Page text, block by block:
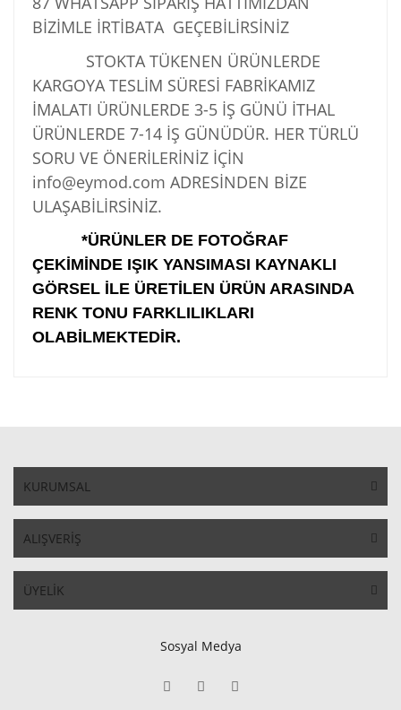
BİZİMLE İRTİBATA GEÇEBİLİRSİNİZ
STOKTA TÜKENEN ÜRÜNLERDE
KARGOYA TESLİM SÜRESİ FABRİKAMIZ
İMALATI ÜRÜNLERDE 3-5 İŞ GÜNÜ İTHAL
ÜRÜNLERDE 7-14 İŞ GÜNÜDÜR. HER TÜRLÜ
SORU VE ÖNERİLERİNİZ İÇİN
info@eymod.com ADRESİNDEN BİZE
ULAŞABİLİRSİNİZ.
*ÜRÜNLER DE FOTOĞRAF
ÇEKİMİNDE IŞIK YANSIMASI KAYNAKLI
GÖRSEL İLE ÜRETİLEN ÜRÜN ARASINDA
RENK TONU FARKLILIKLARI
OLABİLMEKTEDİR.
KURUMSAL
ALIŞVERİŞ
ÜYELİK
Sosyal Medya